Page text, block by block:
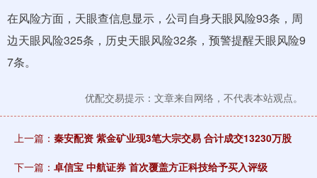
在风险方面，天眼查信息显示，公司自身天眼风险93条，周
边天眼风险325条，历史天眼风险32条，预警提醒天眼风险9
7条。
优配交易提示：文章来自网络，不代表本站观点。
上一篇： 秦安配资 紫金矿业现3笔大宗交易 合计成交13230万股
下一篇： 卓信宝 中航证券 首次覆盖方正科技给予买入评级